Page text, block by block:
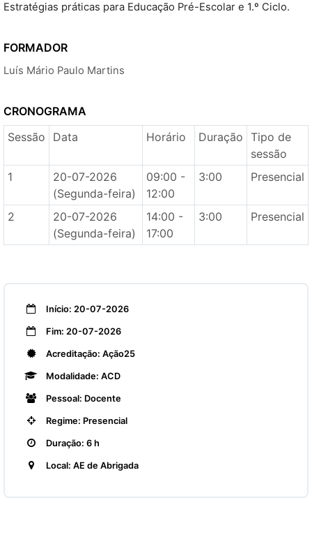
Estratégias práticas para Educação Pré-Escolar e 1.º Ciclo.
FORMADOR
Luís Mário Paulo Martins
CRONOGRAMA
Sessão
Data Horário Duração Tipo de
sessão
1
20-07-2026
(Segunda-feira)
09:00 -
12:00
3:00 Presencial
2
20-07-2026
(Segunda-feira)
14:00 -
17:00
3:00 Presencial
Início: 20-07-2026
Fim: 20-07-2026
Acreditação: Ação25
Modalidade: ACD
Pessoal: Docente
Regime: Presencial
Duração: 6 h
Local: AE de Abrigada